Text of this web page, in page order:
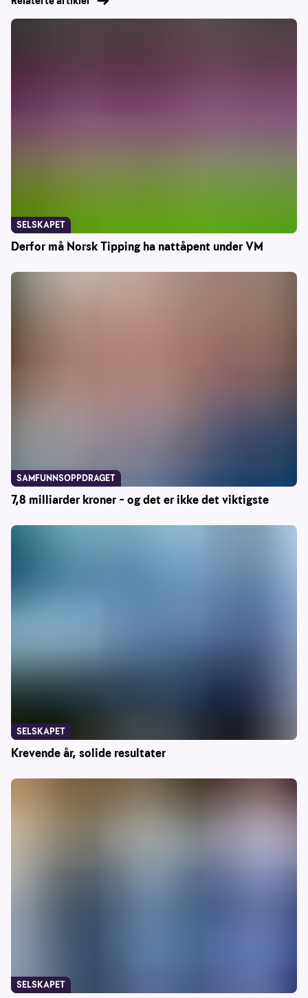
Derfor må Norsk Tipping ha nattåpent under VM
SELSKAPET
7,8 milliarder kroner – og det er ikke det viktigste
SAMFUNNSOPPDRAGET
Krevende år, solide resultater
SELSKAPET
SELSKAPET